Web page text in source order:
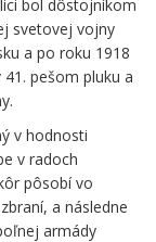
bol dôstojníkom
svetovej vojny
a po roku 1918
pešom pluku a
v hodnosti
v radoch
pôsobí vo
a následne
armády